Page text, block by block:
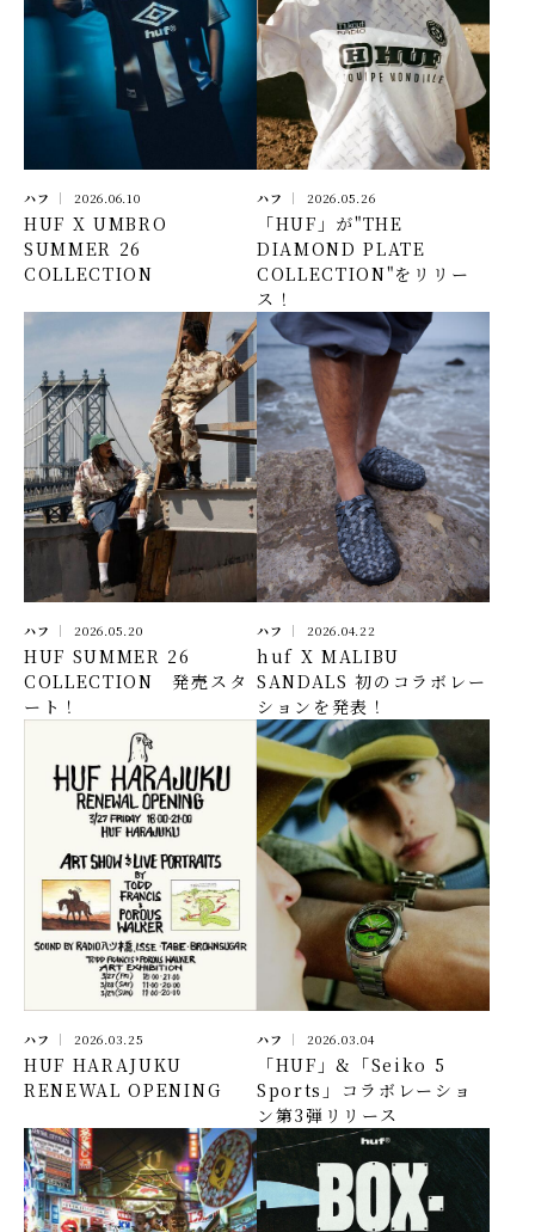
ハフ 2026.06.10
HUF X UMBRO
SUMMER 26
COLLECTION
ハフ 2026.05.26
「HUF」が"THE
DIAMOND PLATE
COLLECTION"をリリー
ス！
ハフ 2026.05.20
HUF SUMMER 26
COLLECTION 発売スタ
ート！
ハフ 2026.04.22
huf X MALIBU
SANDALS 初のコラボレー
ションを発表！
ハフ 2026.03.25
HUF HARAJUKU
RENEWAL OPENING
ハフ 2026.03.04
「HUF」&「Seiko 5
Sports」コラボレーショ
ン第3弾リリース